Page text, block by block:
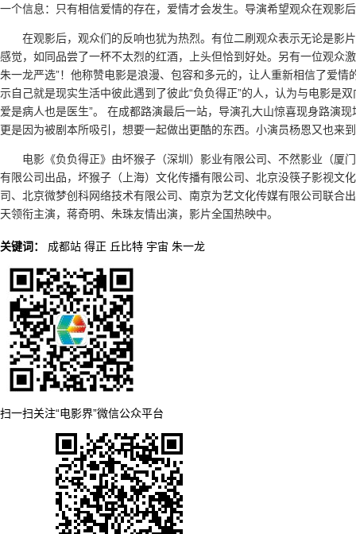
一个信息：只有相信爱情的存在，爱情才会发生。导演希望观众在观影
在观影后，观众们的反响也犹为热烈。有位二刷观众表示无论是影
感觉，如同品尝了一杯不太烈的红酒，上头但恰到好处。另有一位观众
朱一龙严选”！他称赞电影是浪漫、包容和多元的，让人重新相信了爱
示自己就是现实生活中彼此遇到了彼此“负负得正”的人，认为与电影是
爱是病人也是医生”。 在成都路演最后一站，导演孔大山惊喜现身路演
更是因为被剧本所吸引，想要一起做出更酷的东西。小演员杨恩又也来
电影《负负得正》由坏猴子（深圳）影业有限公司、不然影业（厦
有限公司出品，坏猴子（上海）文化传播有限公司、北京没筷子影视文
司、北京微梦创科网络技术有限公司、南京为艺文化传媒有限公司联合
天领衔主演，蒋奇明、朱珠友情出演，影片全国热映中。
关键词： 成都站 得正 丘比特 宇宙 朱一龙
扫一扫关注“电影界”微信公众平台